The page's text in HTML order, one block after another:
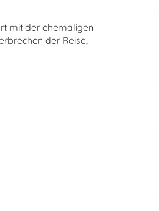
mit der ehemaligen
der Reise,